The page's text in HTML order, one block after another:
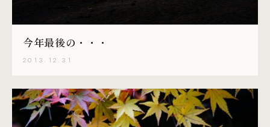
今年最後の・・・
2013.12.31